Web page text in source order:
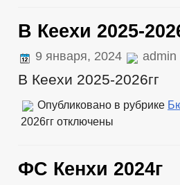
В Кеехи 2025-
9 января, 2024 admin
В Кеехи 2025-2026гг
Опубликовано в рубрике
2026гг отключены
ФС Кенхи 2024г